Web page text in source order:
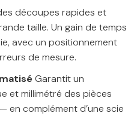
découpes rapides et
taille. Un gain de temps
avec un positionnement
de mesure.
Garantit un
et millimétré des pièces
en complément d’une scie